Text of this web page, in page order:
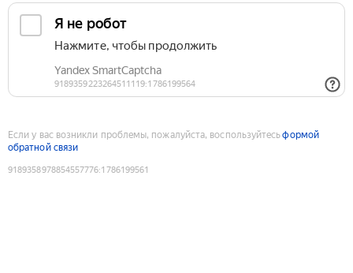
Если у вас возникли проблемы, пожалуйста, воспользуйтесьформой
обратной связи
9189358978854557776:1786199561